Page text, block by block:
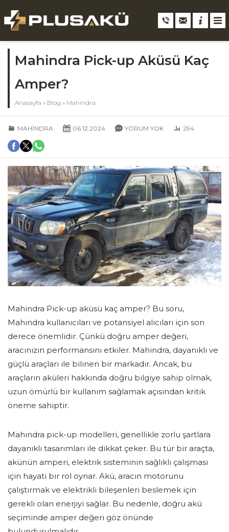
Mahindra Pick-up Aküsü Kaç
Amper?
Anasayfa » Blog » Mahindra
MAHINDRA 06.12.2024 YORUM YOK 294
Mahindra Pick-up aküsü kaç amper? Bu soru,
Mahindra kullanıcıları ve potansiyel alıcıları için son
derece önemlidir. Çünkü doğru amper değeri,
aracınızın performansını etkiler. Mahindra, dayanıklı ve
güçlü araçları ile bilinen bir markadır. Ancak, bu
araçların aküleri hakkında doğru bilgiye sahip olmak,
uzun ömürlü bir kullanım sağlamak açısından kritik
öneme sahiptir.
Mahindra pick-up modelleri, genellikle zorlu şartlara
dayanıklı tasarımları ile dikkat çeker. Bu tür bir araçta,
akünün amperi, elektrik sisteminin sağlıklı çalışması
için hayati bir rol oynar. Akü, aracın motorunu
çalıştırmak ve elektrikli bileşenleri beslemek için
gerekli olan enerjiyi sağlar. Bu nedenle, doğru akü
seçiminde amper değeri göz önünde